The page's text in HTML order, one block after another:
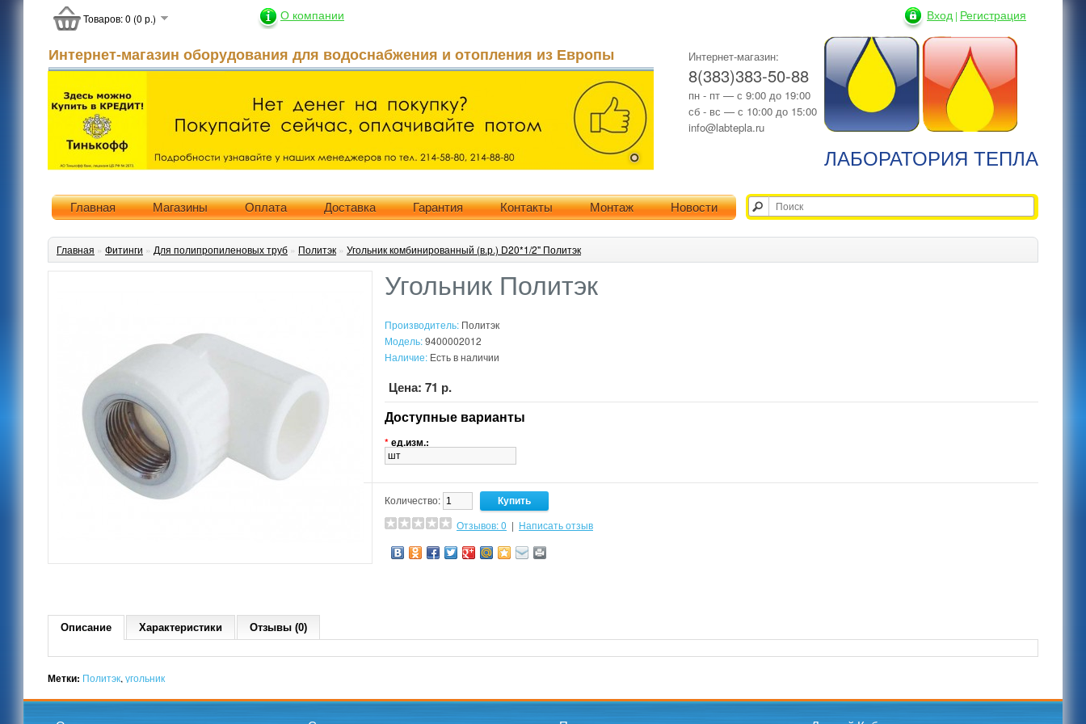
ЛАБОРАТОРИЯ ТЕПЛА
Интернет-магазин:
8(383)383-50-88
пн - пт — с 9:00 до 19:00
сб - вс — с 10:00 до 15:00
info@labtepla.ru
О компании
Интернет-магазин оборудования для водоснабжения и отопления из Европы
Товаров: 0 (0 р.) Вход | Регистрация
Главная Магазины Оплата Доставка Гарантия Контакты Монтаж Новости
Главная » Фитинги » Для полипропиленовых труб » Политэк » Угольник комбинированный (в.р.) D20*1/2" Политэк
Угольник Политэк
Производитель: Политэк
Модель:9400002012
Наличие: Есть в наличии
Цена: 71 р.
Доступные варианты
*ед.изм.:
Количество:
Отзывов: 0 | Написать отзыв
Описание Характеристики Отзывы (0)
Метки: Политэк, угольник